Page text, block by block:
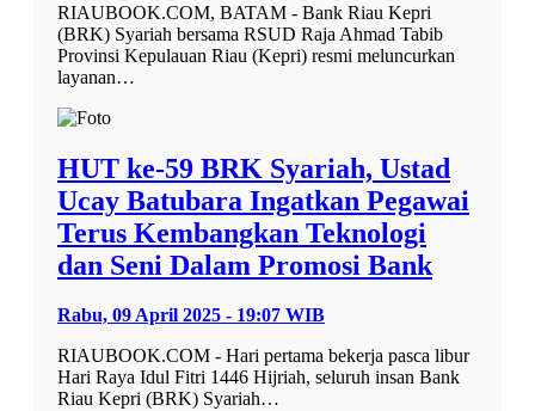
RIAUBOOK.COM, BATAM - Bank Riau Kepri
(BRK) Syariah bersama RSUD Raja Ahmad Tabib
Provinsi Kepulauan Riau (Kepri) resmi meluncurkan
layanan…
HUT ke-59 BRK Syariah, Ustad
Ucay Batubara Ingatkan Pegawai
Terus Kembangkan Teknologi
dan Seni Dalam Promosi Bank
Rabu, 09 April 2025 - 19:07 WIB
RIAUBOOK.COM - Hari pertama bekerja pasca libur
Hari Raya Idul Fitri 1446 Hijriah, seluruh insan Bank
Riau Kepri (BRK) Syariah…